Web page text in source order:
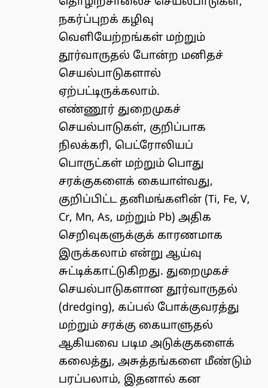
நகர்ப்புறக் கழிவு
வெளியேற்றங்கள் மற்றும்
தூர்வாருதல் போன்ற மனிதச்
செயல்பாடுகளால்
ஏற்பட்டிருக்கலாம்.
எண்ணூர் துறைமுகச்
செயல்பாடுகள், குறிப்பாக
நிலக்கரி, பெட்ரோலியப்
பொருட்கள் மற்றும் பொது
சரக்குகளைக் கையாள்வது,
குறிப்பிட்ட தனிமங்களின் (Ti, Fe, V,
Cr, Mn, As, மற்றும் Pb) அதிக
செறிவுகளுக்குக் காரணமாக
இருக்கலாம் என்று ஆய்வு
சுட்டிக்காட்டுகிறது. துறைமுகச்
செயல்பாடுகளான தூர்வாருதல்
(dredging), கப்பல் போக்குவரத்து
மற்றும் சரக்கு கையாளுதல்
ஆகியவை படிம அடுக்குகளைக்
கலைத்து, அசுத்தங்களை மீண்டும்
பரப்பலாம், இதனால் கன